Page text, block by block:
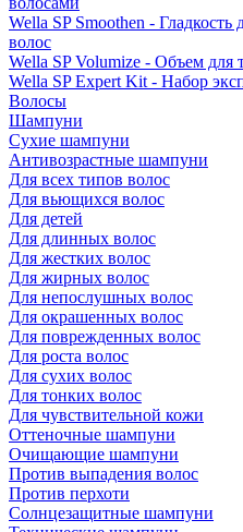
Wella SP Smoothen -
волос
Wella SP Volumize - Объем для
Wella SP Expert Kit - Набор
Волосы
Шампуни
Сухие шампуни
Антивозрастные шампуни
Для всех типов волос
Для вьющихся волос
Для детей
Для длинных волос
Для жестких волос
Для жирных волос
Для непослушных волос
Для окрашенных волос
Для поврежденных волос
Для роста волос
Для сухих волос
Для тонких волос
Для чувствительной кожи
Оттеночные шампуни
Очищающие шампуни
Против выпадения волос
Против перхоти
Солнцезащитные шампуни